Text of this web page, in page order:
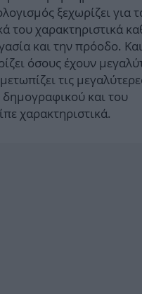
ξεχωρίζει για
του χαρακτηριστικά
και την πρόοδο. Και
όσους έχουν
τις
και του
χαρακτηριστικά.